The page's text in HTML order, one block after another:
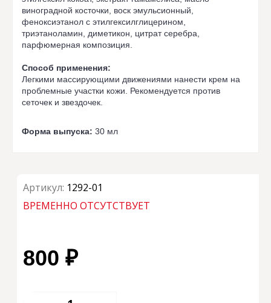
виноградной косточки, воск эмульсионный,
феноксиэтанол с этилгексилглицерином,
триэтаноламин, диметикон, цитрат серебра,
парфюмерная композиция.
Способ применения:
Легкими массирующими движениями нанести крем на
проблемные участки кожи. Рекомендуется против
сеточек и звездочек.
Форма выпуска: 30 мл
Артикул: 1292-01
ВРЕМЕННО ОТСУТСТВУЕТ
800 ₽